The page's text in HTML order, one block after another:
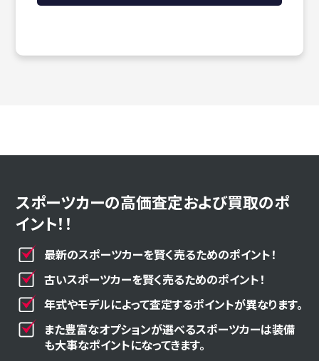
スポーツカーの高価査定および買取のポ
イント！！
最新のスポーツカーを賢く売るためのポイント！
古いスポーツカーを賢く売るためのポイント！
年式やモデルによって査定するポイントが異なります。
また豊富なオプションが選べるスポーツカーは装備
も大事なポイントになってきます。